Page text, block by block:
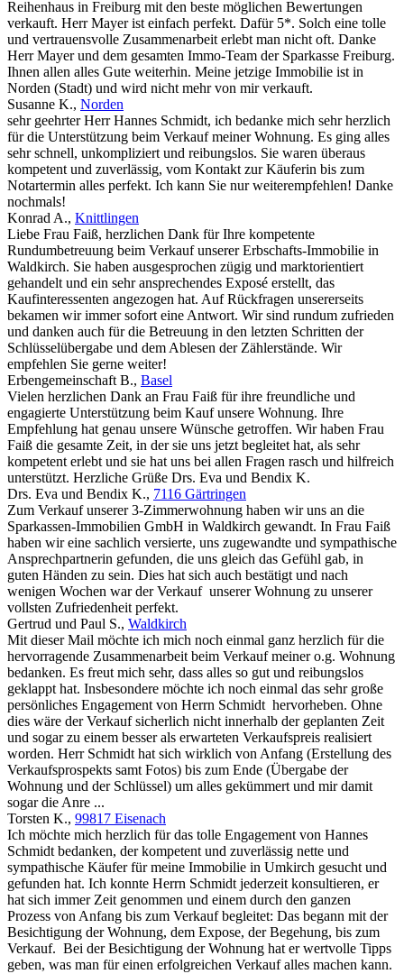
Reihenhaus in Freiburg mit den beste möglichen Bewertungen
verkauft. Herr Mayer ist einfach perfekt. Dafür 5*. Solch eine tolle
und vertrauensvolle Zusammenarbeit erlebt man nicht oft. Danke
Herr Mayer und dem gesamten Immo-Team der Sparkasse Freiburg.
Ihnen allen alles Gute weiterhin. Meine jetzige Immobilie ist in
Norden (Stadt) und wird nicht mehr von mir verkauft.
Susanne K., Norden
sehr geehrter Herr Hannes Schmidt, ich bedanke mich sehr herzlich
für die Unterstützung beim Verkauf meiner Wohnung. Es ging alles
sehr schnell, unkompliziert und reibungslos. Sie waren überaus
kompetent und zuverlässig, vom Kontakt zur Käuferin bis zum
Notartermin alles perfekt. Ich kann Sie nur weiterempfehlen! Danke
nochmals!
Konrad A., Knittlingen
Liebe Frau Faiß, herzlichen Dank für Ihre kompetente
Rundumbetreuung beim Verkauf unserer Erbschafts-Immobilie in
Waldkirch. Sie haben ausgesprochen zügig und marktorientiert
gehandelt und ein sehr ansprechendes Exposé erstellt, das
Kaufinteressenten angezogen hat. Auf Rückfragen unsererseits
bekamen wir immer sofort eine Antwort. Wir sind rundum zufrieden
und danken auch für die Betreuung in den letzten Schritten der
Schlüsselübergabe und dem Ablesen der Zählerstände. Wir
empfehlen Sie gerne weiter!
Erbengemeinschaft B., Basel
Vielen herzlichen Dank an Frau Faiß für ihre freundliche und
engagierte Unterstützung beim Kauf unsere Wohnung. Ihre
Empfehlung hat genau unsere Wünsche getroffen. Wir haben Frau
Faiß die gesamte Zeit, in der sie uns jetzt begleitet hat, als sehr
kompetent erlebt und sie hat uns bei allen Fragen rasch und hilfreich
unterstützt. Herzliche Grüße Drs. Eva und Bendix K.
Drs. Eva und Bendix K., 7116 Gärtringen
Zum Verkauf unserer 3-Zimmerwohnung haben wir uns an die
Sparkassen-Immobilien GmbH in Waldkirch gewandt. In Frau Faiß
haben wir eine sachlich versierte, uns zugewandte und sympathische
Ansprechpartnerin gefunden, die uns gleich das Gefühl gab, in
guten Händen zu sein. Dies hat sich auch bestätigt und nach
wenigen Wochen war der Verkauf unserer Wohnung zu unserer
vollsten Zufriedenheit perfekt.
Gertrud und Paul S., Waldkirch
Mit dieser Mail möchte ich mich noch einmal ganz herzlich für die
hervorragende Zusammenarbeit beim Verkauf meiner o.g. Wohnung
bedanken. Es freut mich sehr, dass alles so gut und reibungslos
geklappt hat. Insbesondere möchte ich noch einmal das sehr große
persönliches Engagement von Herrn Schmidt hervorheben. Ohne
dies wäre der Verkauf sicherlich nicht innerhalb der geplanten Zeit
und sogar zu einem besser als erwarteten Verkaufspreis realisiert
worden. Herr Schmidt hat sich wirklich von Anfang (Erstellung des
Verkaufsprospekts samt Fotos) bis zum Ende (Übergabe der
Wohnung und der Schlüssel) um alles gekümmert und mir damit
sogar die Anre ...
Torsten K., 99817 Eisenach
Ich möchte mich herzlich für das tolle Engagement von Hannes
Schmidt bedanken, der kompetent und zuverlässig nette und
sympathische Käufer für meine Immobilie in Umkirch gesucht und
gefunden hat. Ich konnte Herrn Schmidt jederzeit konsultieren, er
hat sich immer Zeit genommen und einem durch den ganzen
Prozess von Anfang bis zum Verkauf begleitet: Das begann mit der
Besichtigung der Wohnung, dem Expose, der Begehung, bis zum
Verkauf. Bei der Besichtigung der Wohnung hat er wertvolle Tipps
geben, was man für einen erfolgreichen Verkauf alles machen kann.